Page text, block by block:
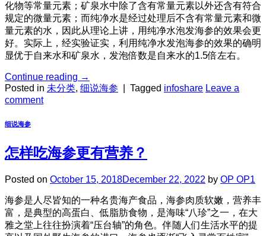
化物等常量元素；矿泉水中除了含有常量元素以外还含有符合
规定的微量元素；而纯净水是经过处理后不含有常量元素和微
量元素的水，因此从理论上讲，用纯净水泡发海参的效果会更
好。实际上，经实验证实，利用纯净水发泡海参的效果的确明
显优于自来水和矿泉水，发泡倍数是自来水的1.5倍左右。
Continue reading →
Posted in 未分类, 细说海参 Tagged infoshare Leave a
comment
细说海参
怎样吃海参更有营养？
Posted on October 15, 2018December 22, 2022 by OP OP1
海参是人尽皆知的一种名贵海产食品，海参肉质软嫩，营养丰
富，是典型的高蛋白、低脂肪食物，是海味“八珍”之一，在大
雅之堂上往往扮演着“压台轴”的角色。伴随人们生活水平的提